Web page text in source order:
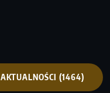
AKTUALNOŚCI (1464)